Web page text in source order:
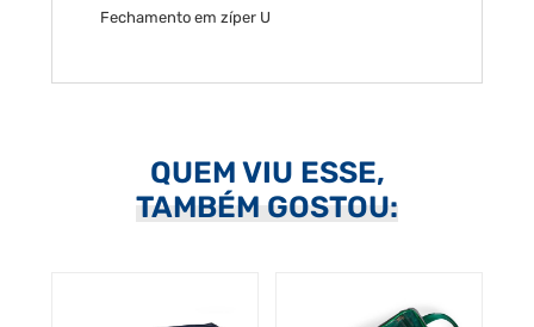
Fechamento em zíper U
QUEM VIU ESSE,
TAMBÉM GOSTOU: